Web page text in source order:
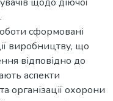
сформовані
виробництву, що
відповідно до
аспекти
організації охорони